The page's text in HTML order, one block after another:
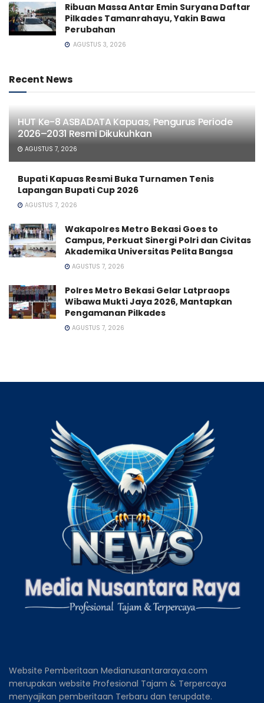
Ribuan Massa Antar Emin Suryana Daftar
Pilkades Tamanrahayu, Yakin Bawa
Perubahan
AGUSTUS 3, 2026
Recent News
HUT Ke-8 ASBADATA Kapuas, Pengurus Periode
2026–2031 Resmi Dikukuhkan
AGUSTUS 7, 2026
Bupati Kapuas Resmi Buka Turnamen Tenis
Lapangan Bupati Cup 2026
AGUSTUS 7, 2026
Wakapolres Metro Bekasi Goes to
Campus, Perkuat Sinergi Polri dan Civitas
Akademika Universitas Pelita Bangsa
AGUSTUS 7, 2026
Polres Metro Bekasi Gelar Latpraops
Wibawa Mukti Jaya 2026, Mantapkan
Pengamanan Pilkades
AGUSTUS 7, 2026
Website Pemberitaan Medianusantararaya.com
merupakan website Profesional Tajam & Terpercaya
menyajikan pemberitaan Terbaru dan terupdate.